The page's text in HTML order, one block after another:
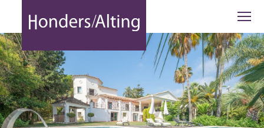
Nueva Andalucia | Marbella | Costa